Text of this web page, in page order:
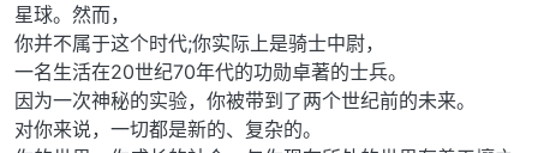
星球。然而，
你并不属于这个时代;你实际上是骑士中尉，
一名生活在20世纪70年代的功勋卓著的士兵。
因为一次神秘的实验，你被带到了两个世纪前的未来。
对你来说，一切都是新的、复杂的。